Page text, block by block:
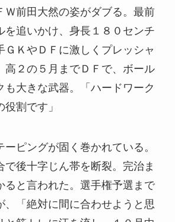
Ｗ前田大然の姿がダブる。最前
を追いかけ、身長１８０センチ
ＧＫやＤＦに激しくプレッシャ
高２の５月までＤＦで、ボール
も大きな武器。「ハードワーク
割です」
ピングが固く巻かれている。
で後十字じん帯を断裂。完治ま
ると言われた。選手権予選まで
、「絶対に間に合わせようと思